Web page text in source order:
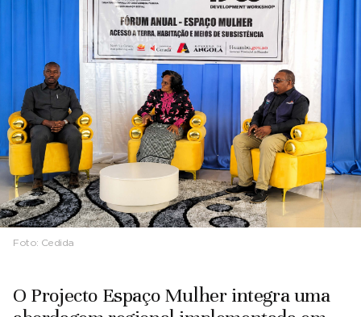
Foto: Cedida
O Projecto Espaço Mulher integra uma